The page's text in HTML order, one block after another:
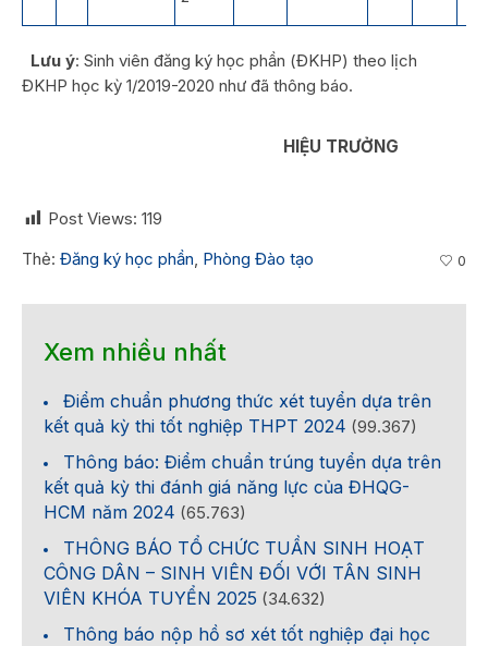
Lưu ý: Sinh viên đăng ký học phần (ĐKHP) theo lịch
ĐKHP học kỳ 1/2019-2020 như đã thông báo.
HIỆU TRƯỞNG
Post Views: 119
Thẻ: Đăng ký học phần, Phòng Đào tạo 0
Xem nhiều nhất
Điểm chuẩn phương thức xét tuyển dựa trên
kết quả kỳ thi tốt nghiệp THPT 2024 (99.367)
Thông báo: Điểm chuẩn trúng tuyển dựa trên
kết quả kỳ thi đánh giá năng lực của ĐHQG-
HCM năm 2024 (65.763)
THÔNG BÁO TỔ CHỨC TUẦN SINH HOẠT
CÔNG DÂN – SINH VIÊN ĐỐI VỚI TÂN SINH
VIÊN KHÓA TUYỂN 2025 (34.632)
Thông báo nộp hồ sơ xét tốt nghiệp đại học